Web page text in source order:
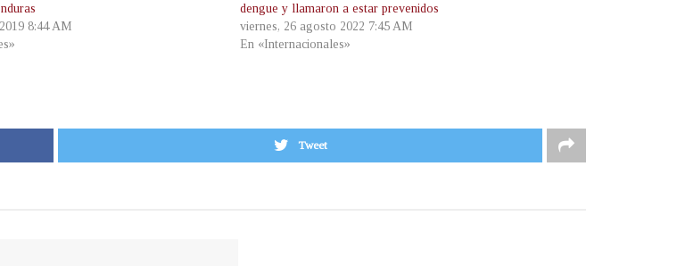
8:44 AM
dengue y llamaron a estar prevenidos
viernes, 26 agosto 2022 7:45 AM
En «Internacionales»
Tweet